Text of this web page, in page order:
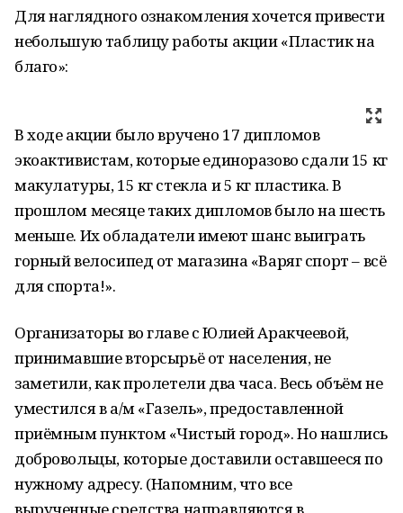
Для наглядного ознакомления хочется привести
небольшую таблицу работы акции «Пластик на
благо»:
В ходе акции было вручено 17 дипломов
экоактивистам, которые единоразово сдали 15 кг
макулатуры, 15 кг стекла и 5 кг пластика. В
прошлом месяце таких дипломов было на шесть
меньше. Их обладатели имеют шанс выиграть
горный велосипед от магазина «Варяг спорт – всё
для спорта!».
Организаторы во главе с Юлией Аракчеевой,
принимавшие вторсырьё от населения, не
заметили, как пролетели два часа. Весь объём не
уместился в а/м «Газель», предоставленной
приёмным пунктом «Чистый город». Но нашлись
добровольцы, которые доставили оставшееся по
нужному адресу. (Напомним, что все